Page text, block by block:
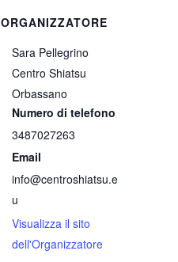
ORGANIZZATORE
Sara Pellegrino
Centro Shiatsu
Orbassano
Numero di telefono
3487027263
Email
info@centroshiatsu.e
u
Visualizza il sito
dell'Organizzatore